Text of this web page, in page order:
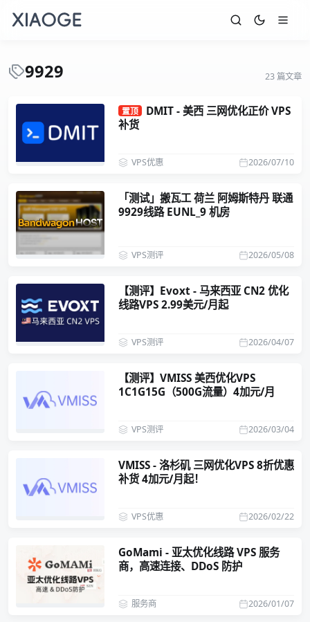
9929 23 篇文章
置顶
DMIT - 美西 三网优化正价 VPS
补货
2026/07/10
VPS优惠
「测试」搬瓦工 荷兰 阿姆斯特丹 联通
9929线路 EUNL_9 机房
2026/05/08
VPS测评
【测评】Evoxt - 马来西亚 CN2 优化
线路VPS 2.99美元/月起
2026/04/07
VPS测评
【测评】VMISS 美西优化VPS
1C1G15G（500G流量）4加元/月
2026/03/04
VPS测评
VMISS - 洛杉矶 三网优化VPS 8折优惠
补货 4加元/月起！
2026/02/22
VPS优惠
GoMami - 亚太优化线路 VPS 服务
商，高速连接、DDoS 防护
2026/01/07
服务商